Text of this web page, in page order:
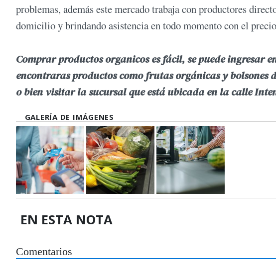
problemas, además este mercado trabaja con productores
domicilio y brindando asistencia en todo momento con el
Comprar productos organicos es fácil, se puede ingresar
encontraras productos como frutas orgánicas y
o bien visitar la sucursal que está ubicada en la calle
GALERÍA DE IMÁGENES
EN ESTA NOTA
Comentarios